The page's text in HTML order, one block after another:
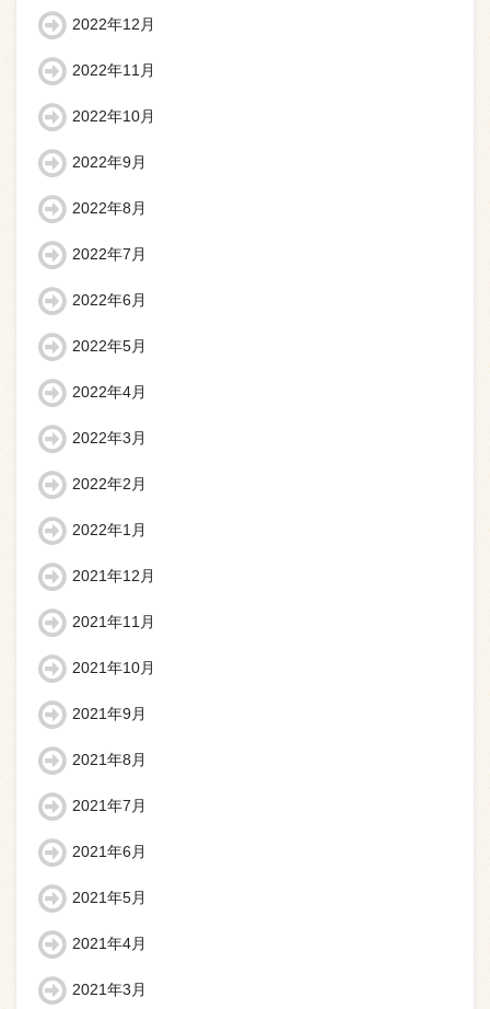
2022年12月
2022年11月
2022年10月
2022年9月
2022年8月
2022年7月
2022年6月
2022年5月
2022年4月
2022年3月
2022年2月
2022年1月
2021年12月
2021年11月
2021年10月
2021年9月
2021年8月
2021年7月
2021年6月
2021年5月
2021年4月
2021年3月